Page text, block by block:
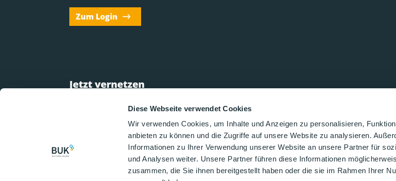
Diese Webseite verwendet Cookies
Wir verwenden Cookies, um Inhalte und Anzeigen zu personalisieren,
anbieten zu können und die Zugriffe auf unsere Website zu analysieren.
Informationen zu Ihrer Verwendung unserer Website an unsere Partner für
und Analysen weiter. Unsere Partner führen diese Informationen
zusammen, die Sie ihnen bereitgestellt haben oder die sie im Rahmen Ihrer
Zum Login
Jetzt vernetzen
Vernetzen Sie sich mit uns und bleiben Sie
auch über Social Media über Neuigkeiten